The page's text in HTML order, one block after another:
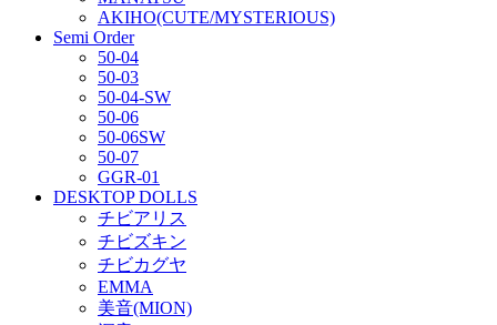
AKIHO(CUTE/MYSTERIOUS)
Semi Order
50-04
50-03
50-04-SW
50-06
50-06SW
50-07
GGR-01
DESKTOP DOLLS
チビアリス
チビズキン
チビカグヤ
EMMA
美音(MION)